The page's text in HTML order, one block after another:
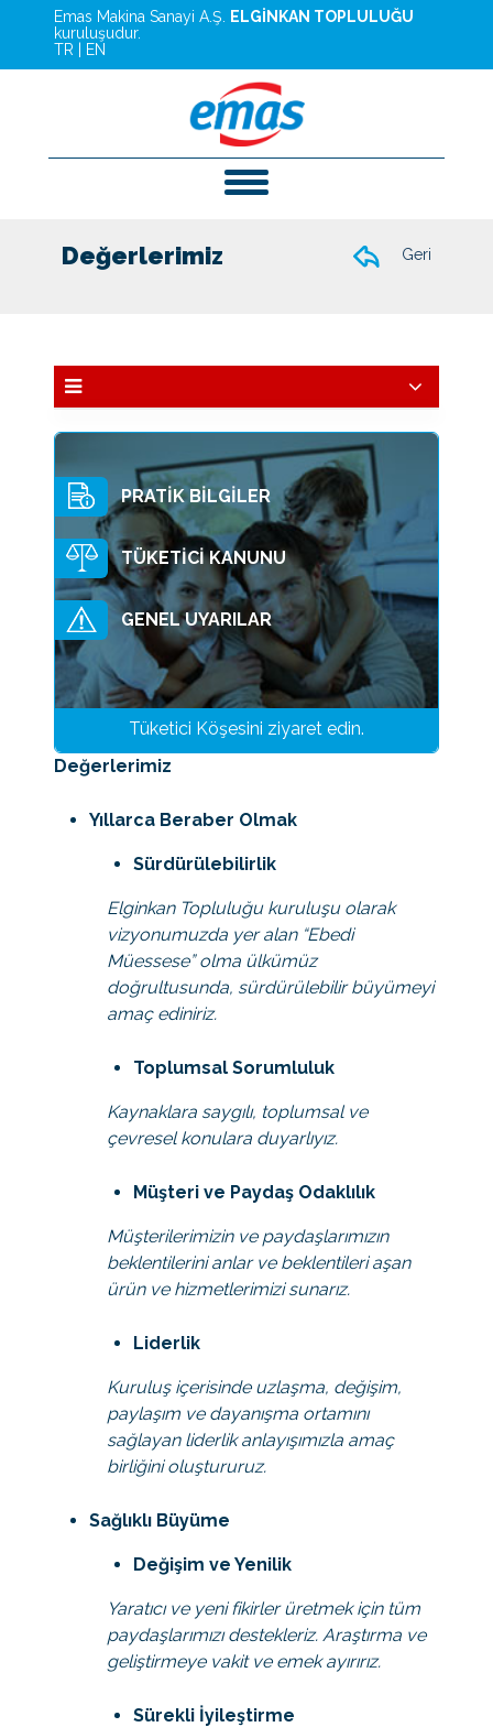
Emas Makina Sanayi A.Ş.
ELGİNKAN TOPLULUĞU
kuruluşudur.
TR
EN
Değerlerimiz Geri
Tarihçe
Misyon - Vizyon
Amaç Ve İlkelerimiz
Politikalarımız
Etik Kurallarımız
Değerlerimiz
Sertifikalar
Çevre Politikası
PRATİK BİLGİLER
TÜKETİCİ KANUNU
GENEL UYARILAR
Tüketici Köşesini ziyaret edin.
Değerlerimiz
Yıllarca Beraber Olmak
Sürdürülebilirlik
Elginkan Topluluğu kuruluşu olarak
vizyonumuzda yer alan “Ebedi
Müessese” olma ülkümüz
doğrultusunda, sürdürülebilir büyümeyi
amaç ediniriz.
Toplumsal Sorumluluk
Kaynaklara saygılı, toplumsal ve
çevresel konulara duyarlıyız.
Müşteri ve Paydaş Odaklılık
Müşterilerimizin ve paydaşlarımızın
beklentilerini anlar ve beklentileri aşan
ürün ve hizmetlerimizi sunarız.
Liderlik
Kuruluş içerisinde uzlaşma, değişim,
paylaşım ve dayanışma ortamını
sağlayan liderlik anlayışımızla amaç
birliğini oluştururuz.
Sağlıklı Büyüme
Değişim ve Yenilik
Yaratıcı ve yeni fikirler üretmek için tüm
paydaşlarımızı destekleriz. Araştırma ve
geliştirmeye vakit ve emek ayırırız.
Sürekli İyileştirme